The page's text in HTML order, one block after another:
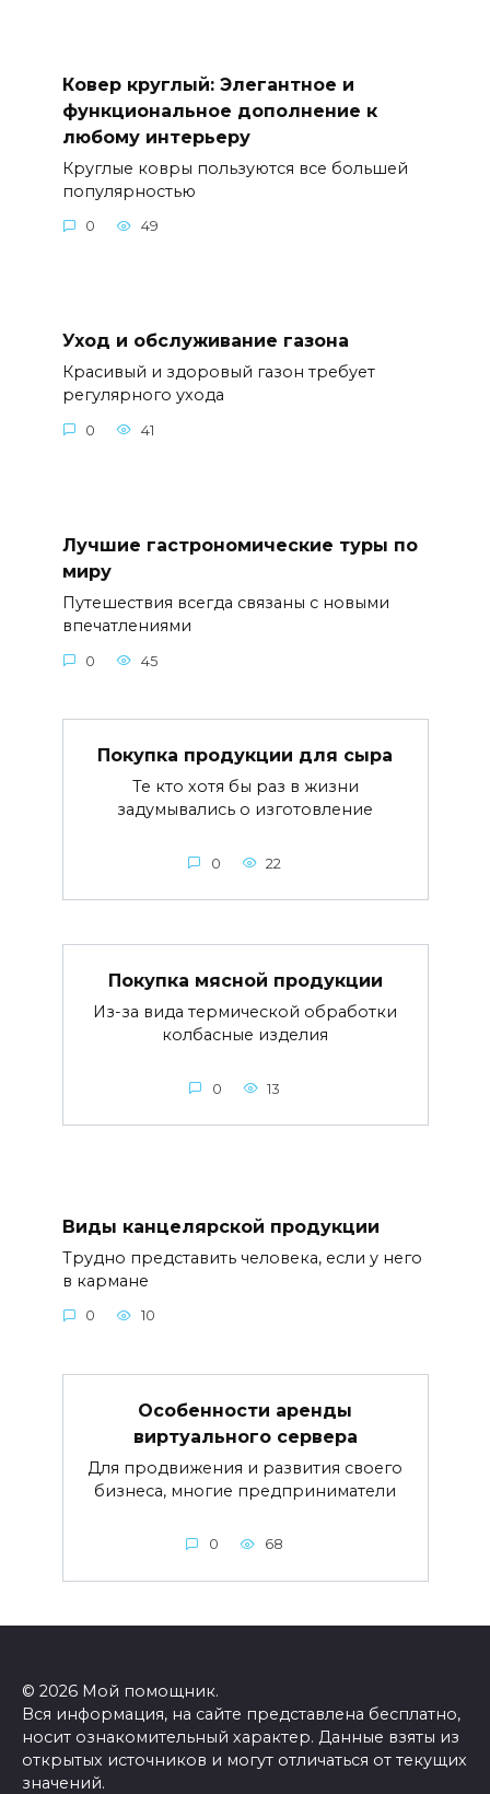
Ковер круглый: Элегантное и
функциональное дополнение к
любому интерьеру
Круглые ковры пользуются все большей
популярностью
0 49
Уход и обслуживание газона
Красивый и здоровый газон требует
регулярного ухода
0 41
Лучшие гастрономические туры по
миру
Путешествия всегда связаны с новыми
впечатлениями
0 45
Покупка продукции для сыра
Те кто хотя бы раз в жизни
задумывались о изготовление
0 22
Покупка мясной продукции
Из-за вида термической обработки
колбасные изделия
0 13
Виды канцелярской продукции
Трудно представить человека, если у него
в кармане
0 10
Особенности аренды
виртуального сервера
Для продвижения и развития своего
бизнеса, многие предприниматели
0 68
© 2026 Мой помощник.
Вся информация, на сайте представлена бесплатно,
носит ознакомительный характер. Данные взяты из
открытых источников и могут отличаться от текущих
значений.